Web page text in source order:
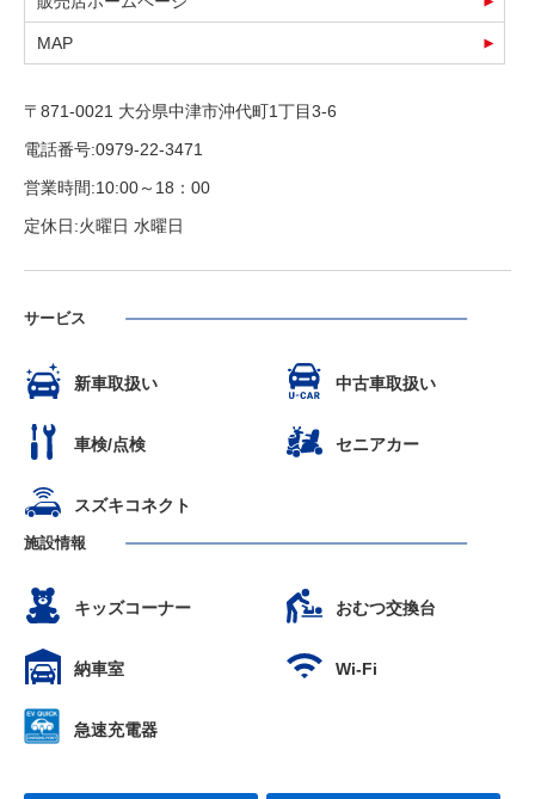
MAP
〒871-0021 大分県中津市沖代町1丁目3-6
電話番号:0979-22-3471
営業時間:10:00～18：00
定休日:火曜日 水曜日
サービス
新車取扱い 中古車取扱い
車検/点検 セニアカー
スズキコネクト
施設情報
キッズコーナー おむつ交換台
納車室 Wi-Fi
急速充電器